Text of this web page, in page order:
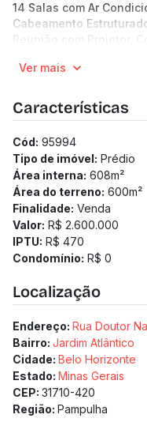
14 Salas com Ar
Cabeamento
Reunião com Projetor,
Galpão Estrutura
8 Vagas de Garagem,
em linha descobertas.
Solicitamos a
Ver mais
Características
Cód: 95994
Tipo de imóvel: Prédio
Área interna: 608m²
Área do terreno: 600m²
Finalidade: Venda
Valor: R$ 2.600.000
IPTU: R$ 470
Condomínio: R$ 0
Localização
Endereço: Rua Doutor
Bairro: Jardim Atlântico
Cidade: Belo Horizonte
Estado: Minas Gerais
CEP: 31710-420
Região: Pampulha